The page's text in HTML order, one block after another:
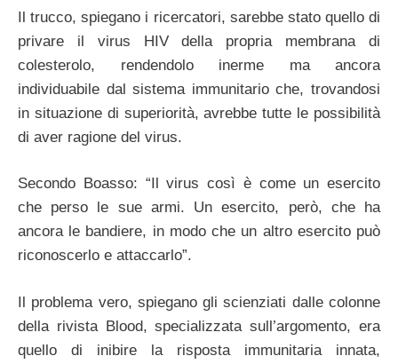
Il trucco, spiegano i ricercatori, sarebbe stato quello di
privare il virus HIV della propria membrana di
colesterolo, rendendolo inerme ma ancora
individuabile dal sistema immunitario che, trovandosi
in situazione di superiorità, avrebbe tutte le possibilità
di aver ragione del virus.
Secondo Boasso: “Il virus così è come un esercito
che perso le sue armi. Un esercito, però, che ha
ancora le bandiere, in modo che un altro esercito può
riconoscerlo e attaccarlo”.
Il problema vero, spiegano gli scienziati dalle colonne
della rivista Blood, specializzata sull’argomento, era
quello di inibire la risposta immunitaria innata,